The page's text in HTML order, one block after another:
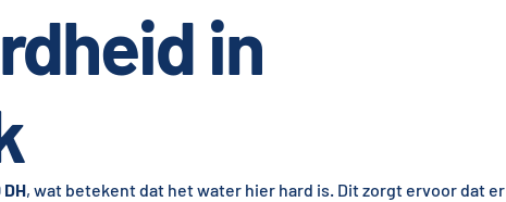
in
, wat betekent dat het water hier hard is. Dit zorgt ervoor dat er